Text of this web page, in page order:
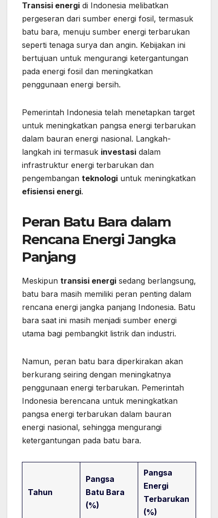
Transisi energi di Indonesia melibatkan
pergeseran dari sumber energi fosil, termasuk
batu bara, menuju sumber energi terbarukan
seperti tenaga surya dan angin. Kebijakan ini
bertujuan untuk mengurangi ketergantungan
pada energi fosil dan meningkatkan
penggunaan energi bersih.
Pemerintah Indonesia telah menetapkan target
untuk meningkatkan pangsa energi terbarukan
dalam bauran energi nasional. Langkah-
langkah ini termasuk investasi dalam
infrastruktur energi terbarukan dan
pengembangan teknologi untuk meningkatkan
efisiensi energi.
Peran Batu Bara dalam
Rencana Energi Jangka
Panjang
Meskipun transisi energi sedang berlangsung,
batu bara masih memiliki peran penting dalam
rencana energi jangka panjang Indonesia. Batu
bara saat ini masih menjadi sumber energi
utama bagi pembangkit listrik dan industri.
Namun, peran batu bara diperkirakan akan
berkurang seiring dengan meningkatnya
penggunaan energi terbarukan. Pemerintah
Indonesia berencana untuk meningkatkan
pangsa energi terbarukan dalam bauran
energi nasional, sehingga mengurangi
ketergantungan pada batu bara.
Tahun
Pangsa
Batu Bara
(%)
Pangsa
Energi
Terbarukan
(%)